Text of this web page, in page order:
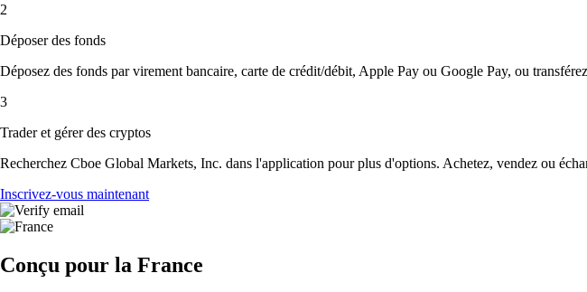
2
Déposer des fonds
Déposez des fonds par virement bancaire, carte de crédit/débit, Apple Pay ou Google Pay, ou
3
Trader et gérer des cryptos
Recherchez Cboe Global Markets, Inc. dans l'application pour plus d'options. Achetez, vendez ou
Inscrivez-vous maintenant
Conçu pour la France